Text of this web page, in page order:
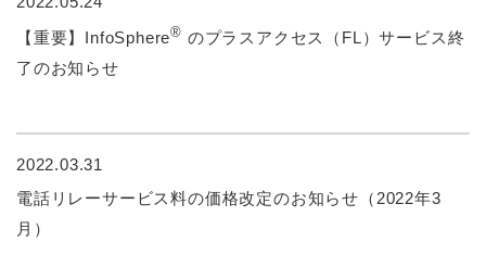
【重要】InfoSphere® のプラスアクセス（FL）サービス終
了のお知らせ
2022.03.31
電話リレーサービス料の価格改定のお知らせ（2022年3
月）